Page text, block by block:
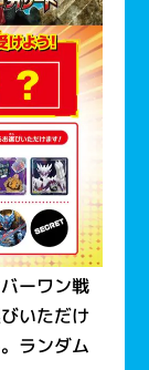
ーワン戦
いただけ
ランダム